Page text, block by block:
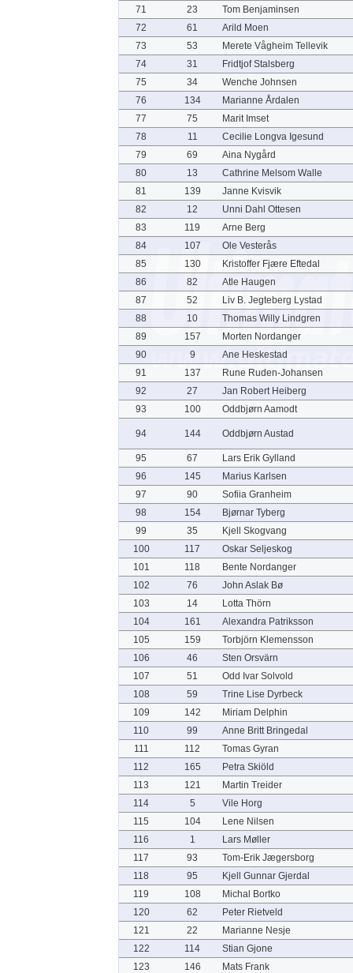
71 23
Tom Benjaminsen
72
61
Arild Moen
73
53
Merete Vågheim Tellevik
74
31
Fridtjof Stalsberg
75
34
Wenche Johnsen
76
134
Marianne Årdalen
77
75
Marit Imset
78
11
Cecilie Longva Igesund
79
69
Aina Nygård
80
13
Cathrine Melsom Walle
81
139
Janne Kvisvik
82
12
Unni Dahl Ottesen
83
119
Arne Berg
84
107
Ole Vesterås
85
130
Kristoffer Fjære Eftedal
86
82
Atle Haugen
87
52
Liv B. Jegteberg Lystad
88
10
Thomas Willy Lindgren
89
157
Morten Nordanger
90
9
Ane Heskestad
91
137
Rune Ruden-Johansen
92
27
Jan Robert Heiberg
93
100 Oddbjørn Aamodt
94 144 Oddbjørn Austad
95 67
Lars Erik Gylland
96
145
Marius Karlsen
97
90
Sofiia Granheim
98
154
Bjørnar Tyberg
99
35
Kjell Skogvang
100
117
Oskar Seljeskog
101
118
Bente Nordanger
102
76
John Aslak Bø
103
14
Lotta Thörn
104
161
Alexandra Patriksson
105
159
Torbjörn Klemensson
106
46
Sten Orsvärn
107
51
Odd Ivar Solvold
108
59
Trine Lise Dyrbeck
109
142
Miriam Delphin
110
99
Anne Britt Bringedal
111
112
Tomas Gyran
112
165
Petra Skiöld
113
121
Martin Treider
114
5
Vile Horg
115
104
Lene Nilsen
116
1
Lars Møller
117
93
Tom-Erik Jægersborg
118
95
Kjell Gunnar Gjerdal
119
108
Michal Bortko
120
62
Peter Rietveld
121
22
Marianne Nesje
122
114
Stian Gjone
123
146
Mats Frank